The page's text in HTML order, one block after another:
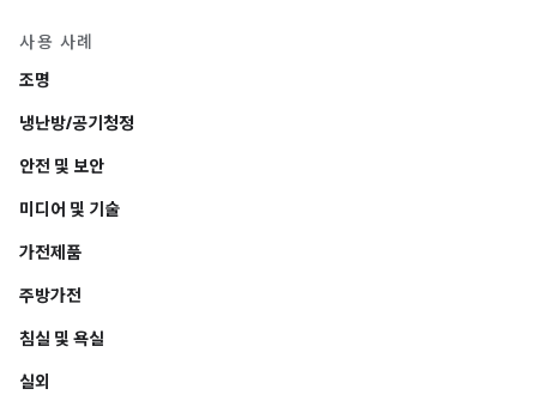
사용 사례
조명
냉난방/공기청정
안전 및 보안
미디어 및 기술
가전제품
주방가전
침실 및 욕실
실외